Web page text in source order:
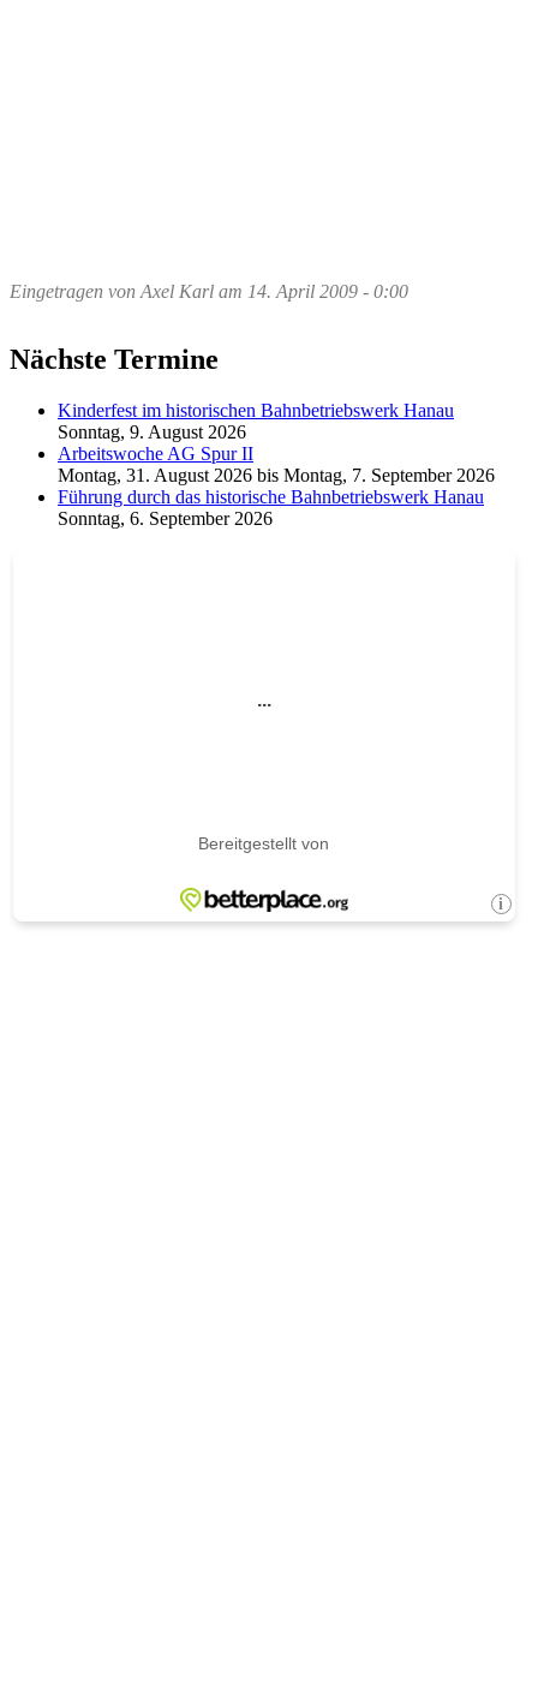
Eingetragen von Axel Karl am 14. April 2009 - 0:00
Nächste Termine
Kinderfest im historischen Bahnbetriebswerk Hanau
Sonntag, 9. August 2026
Arbeitswoche AG Spur II
Montag, 31. August 2026 bis Montag, 7. September 2026
Führung durch das historische Bahnbetriebswerk Hanau
Sonntag, 6. September 2026